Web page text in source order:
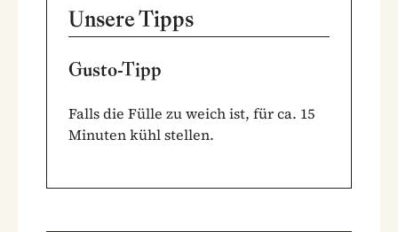
Unsere Tipps
Gusto-Tipp
Falls die Fülle zu weich ist, für ca. 15
Minuten kühl stellen.